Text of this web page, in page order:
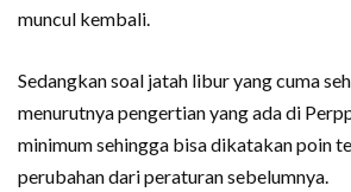
muncul kembali.
Sedangkan soal jatah libur yang cuma
menurutnya pengertian yang ada di
minimum sehingga bisa dikatakan poin
perubahan dari peraturan sebelumnya.